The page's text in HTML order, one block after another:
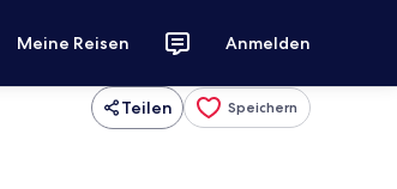
Meine Reisen Anmelden
Teilen Speichern